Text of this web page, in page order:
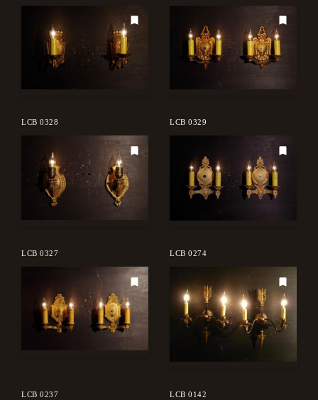
LCB 0328 LCB 0329
LCB 0327 LCB 0274
LCB 0237 LCB 0142